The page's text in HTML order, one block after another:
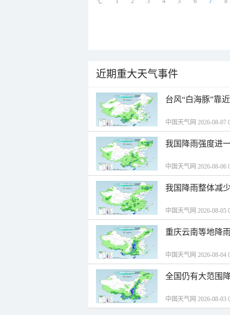
℃
近期重大天气事件
台风“白海豚”靠
中国天气网 2026-08-07
我国降雨强度进
中国天气网 2026-08-06
我国降雨整体减
中国天气网 2026-08-05
重庆云南等地降
中国天气网 2026-08-04
全国仍有大范围
中国天气网 2026-08-03